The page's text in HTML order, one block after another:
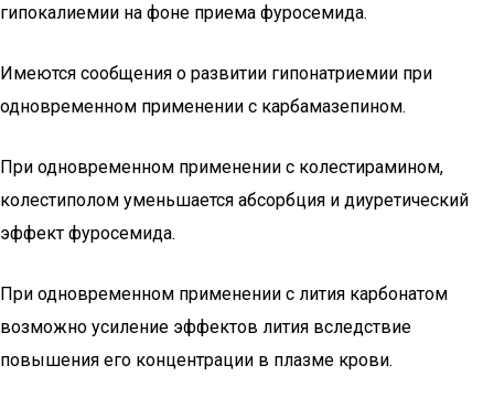
гипокалиемии на фоне приема фуросемида.
Имеются сообщения о развитии гипонатриемии при
одновременном применении с карбамазепином.
При одновременном применении с колестирамином,
колестиполом уменьшается абсорбция и диуретический
эффект фуросемида.
При одновременном применении с лития карбонатом
возможно усиление эффектов лития вследствие
повышения его концентрации в плазме крови.